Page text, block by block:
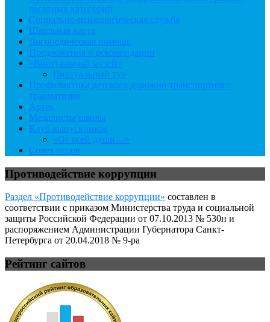
льготных категорий
Социально-психологическая служба
Школьная карта
Логопедическая помощь
Предложения и рекомендации
«Виртуальный музей»
Виртуальный тур
Профилактика детского дорожно-транспортного
травматизма
Артек
Медалисты школы
Клуб выпускников
«От всей души…»
Совет отцов
Противодействие коррупции
Раздел «Противодействие коррупции» составлен в
соответствии с приказом Министерства труда и социальной
защиты Российской Федерации от 07.10.2013 № 530н и
распоряжением Администрации Губернатора Санкт-
Петербурга от 20.04.2018 № 9-ра
Рейтинг сайтов